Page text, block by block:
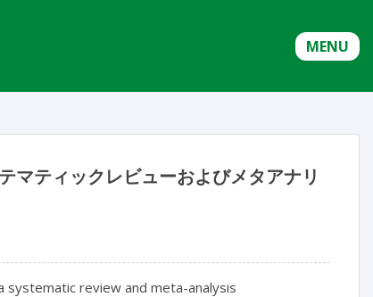
MENU
マティックレビューおよびメタアナリ
review and meta-analysis